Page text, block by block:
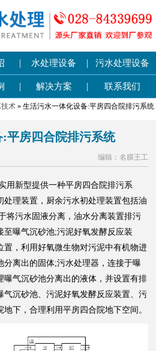
| 水处理设备 | 污水处理设备
| 解决方案 | 联系我们
术 » 生活污水一体化设备:平房四合院排污系统
平房四合院排污系统
编辑：名膜王工
用新型提供一种平房四合院排污系
处理装置，厨余污水初处理装置包括油
将污水固液分离，油水分离装置排污
至曝气沉砂池;污泥好氧发酵反应装
置，利用好氧微生物对污泥中有机物进
分离出的固体;污水处理器，连接于曝
曝气沉砂池分离出的液体，并设置有排
气沉砂池、污泥好氧发酵反应装置、污
下，合理利用平房四合院地下空间。